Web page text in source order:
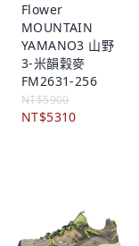
Flower
MOUNTAIN
YAMANO3 山野
3-米韻穀麥
FM2631-256
NT$5900
NT$5310